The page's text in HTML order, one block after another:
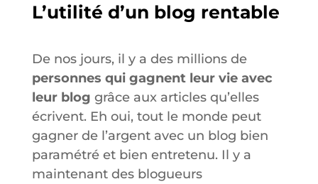
L’utilité d’un blog rentable
De nos jours, il y a des millions de
personnes qui gagnent leur vie avec
leur blog grâce aux articles qu’elles
écrivent. Eh oui, tout le monde peut
gagner de l’argent avec un blog bien
paramétré et bien entretenu. Il y a
maintenant des blogueurs